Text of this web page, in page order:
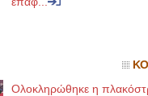
Ολοκληρώθηκε η